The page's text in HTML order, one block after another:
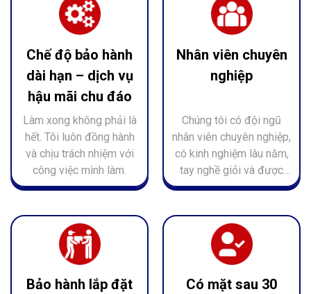
Chế độ bảo hành
dài hạn – dịch vụ
hậu mãi chu đáo
Làm xong không phải là
hết. Tôi luôn đồng hành
và chịu trách nhiệm với
công việc mình làm.
Nhân viên chuyên
nghiệp
Chúng tôi có đội ngũ
nhân viên chuyên nghiệp,
có kinh nghiệm lâu năm,
tay nghề giỏi và được
đào tạo bài bản, làm
Bảo hành lắp đặt
Có mặt sau 30